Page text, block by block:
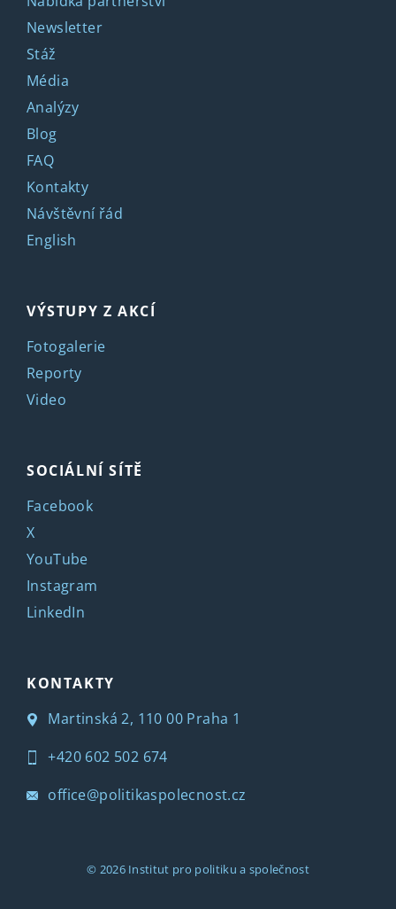
Newsletter
Stáž
Média
Analýzy
Blog
FAQ
Kontakty
Návštěvní řád
English
VÝSTUPY Z AKCÍ
Fotogalerie
Reporty
Video
SOCIÁLNÍ SÍTĚ
Facebook
X
YouTube
Instagram
LinkedIn
KONTAKTY
Martinská 2, 110 00 Praha 1
+420 602 502 674
office@politikaspolecnost.cz
© 2026 Institut pro politiku a společnost